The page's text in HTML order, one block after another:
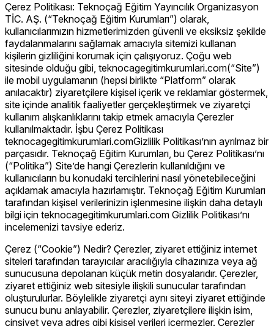
Çerez Politikası: Teknoçağ Eğitim Yayıncılık Organizasyon
TİC. AŞ. (“Teknoçağ Eğitim Kurumları”) olarak,
kullanıcılarımızın hizmetlerimizden güvenli ve eksiksiz şekilde
faydalanmalarını sağlamak amacıyla sitemizi kullanan
kişilerin gizliliğini korumak için çalışıyoruz. Çoğu web
sitesinde olduğu gibi, teknocagegitimkurumlari.com(“Site”)
ile mobil uygulamanın (hepsi birlikte “Platform” olarak
anılacaktır) ziyaretçilere kişisel içerik ve reklamlar göstermek,
site içinde analitik faaliyetler gerçekleştirmek ve ziyaretçi
kullanım alışkanlıklarını takip etmek amacıyla Çerezler
kullanılmaktadır. İşbu Çerez Politikası
teknocagegitimkurumlari.comGizlilik Politikası’nın ayrılmaz bir
parçasıdır. Teknoçağ Eğitim Kurumları, bu Çerez Politikası’nı
(“Politika”) Site’de hangi Çerezlerin kullanıldığını ve
kullanıcıların bu konudaki tercihlerini nasıl yönetebileceğini
açıklamak amacıyla hazırlamıştır. Teknoçağ Eğitim Kurumları
tarafından kişisel verilerinizin işlenmesine ilişkin daha detaylı
bilgi için teknocagegitimkurumlari.com Gizlilik Politikası’nı
incelemenizi tavsiye ederiz.
Çerez (“Cookie”) Nedir? Çerezler, ziyaret ettiğiniz internet
siteleri tarafından tarayıcılar aracılığıyla cihazınıza veya ağ
sunucusuna depolanan küçük metin dosyalarıdır. Çerezler,
ziyaret ettiğiniz web sitesiyle ilişkili sunucular tarafından
oluşturulurlar. Böylelikle ziyaretçi aynı siteyi ziyaret ettiğinde
sunucu bunu anlayabilir. Çerezler, ziyaretçilere ilişkin isim,
cinsiyet veya adres gibi kişisel verileri içermezler. Çerezler